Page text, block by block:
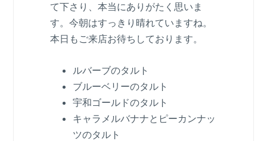
て下さり、本当にありがたく思いま
す。今朝はすっきり晴れていますね。
本日もご来店お待ちしております。
ルバーブのタルト
ブルーベリーのタルト
宇和ゴールドのタルト
キャラメルバナナとピーカンナッ
ツのタルト